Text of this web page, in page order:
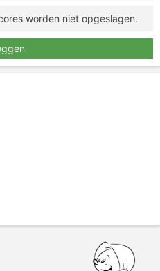
worden niet opgeslagen.